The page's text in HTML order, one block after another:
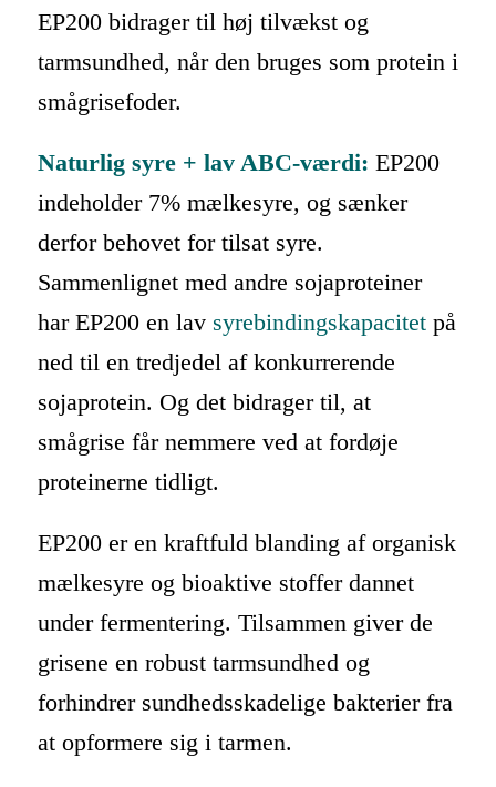
EP200 bidrager til høj tilvækst og
tarmsundhed, når den bruges som protein i
smågrisefoder.
Naturlig syre + lav ABC-værdi: EP200
indeholder 7% mælkesyre, og sænker
derfor behovet for tilsat syre.
Sammenlignet med andre sojaproteiner
har EP200 en lav syrebindingskapacitetpå
ned til en tredjedel af konkurrerende
sojaprotein. Og det bidrager til, at
smågrise får nemmere ved at fordøje
proteinerne tidligt.
EP200 er en kraftfuld blanding af organisk
mælkesyre og bioaktive stoffer dannet
under fermentering. Tilsammen giver de
grisene en robust tarmsundhed og
forhindrer sundhedsskadelige bakterier fra
at opformere sig i tarmen.